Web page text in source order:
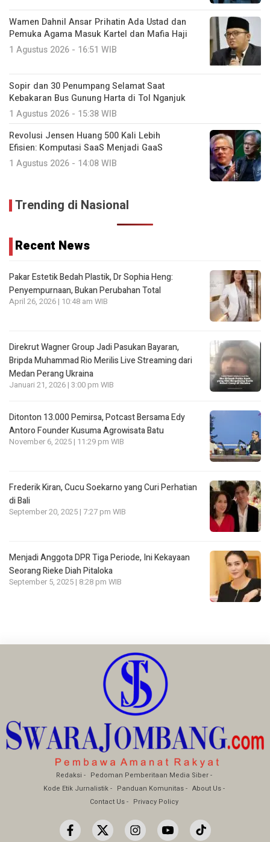
Wamen Dahnil Ansar Prihatin Ada Ustad dan
Pemuka Agama Masuk Kartel dan Mafia Haji
1 Agustus 2026 - 16:51 WIB
Sopir dan 30 Penumpang Selamat Saat
Kebakaran Bus Gunung Harta di Tol Nganjuk
1 Agustus 2026 - 15:38 WIB
Revolusi Jensen Huang 500 Kali Lebih
Efisien: Komputasi SaaS Menjadi GaaS
1 Agustus 2026 - 14:08 WIB
Trending di Nasional
Recent News
Pakar Estetik Bedah Plastik, Dr Sophia Heng:
Penyempurnaan, Bukan Perubahan Total
April 26, 2026 | 10:48 am WIB
Direkrut Wagner Group Jadi Pasukan Bayaran,
Bripda Muhammad Rio Merilis Live Streaming dari
Medan Perang Ukraina
Januari 21, 2026 | 3:00 pm WIB
Ditonton 13.000 Pemirsa, Potcast Bersama Edy
Antoro Founder Kusuma Agrowisata Batu
November 6, 2025 | 11:29 pm WIB
Frederik Kiran, Cucu Soekarno yang Curi Perhatian
di Bali
September 20, 2025 | 7:27 pm WIB
Menjadi Anggota DPR Tiga Periode, Ini Kekayaan
Seorang Rieke Diah Pitaloka
September 5, 2025 | 8:28 pm WIB
Redaksi
Pedoman Pemberitaan Media Siber
Kode Etik Jurnalistik
Panduan Komunitas
About Us
Contact Us
Privacy Policy